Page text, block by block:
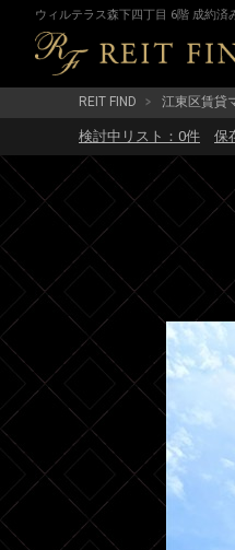
ウィルテラス森下四丁目 6階 成約済
REIT FIND 江東区賃貸
検討中リスト： 0件 保